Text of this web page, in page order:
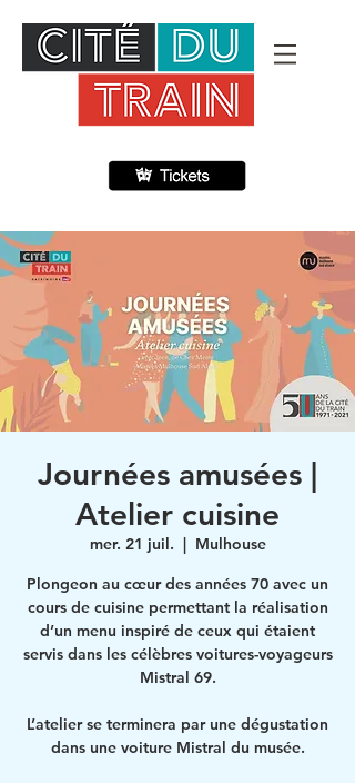
Journées amusées |
Atelier cuisine
mer. 21 juil.
  |
Mulhouse
Plongeon au cœur des années 70 avec un
cours de cuisine permettant la réalisation
d’un menu inspiré de ceux qui étaient
servis dans les célèbres voitures-voyageurs
Mistral 69.
L’atelier se terminera par une dégustation
dans une voiture Mistral du musée.